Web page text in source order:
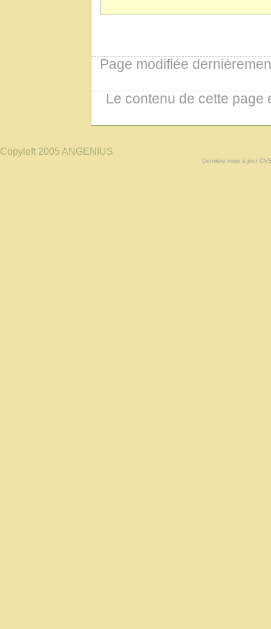
Page modifiée
Le contenu de cette
Copyleft 2005 ANGENIUS
Dernière mise à jour